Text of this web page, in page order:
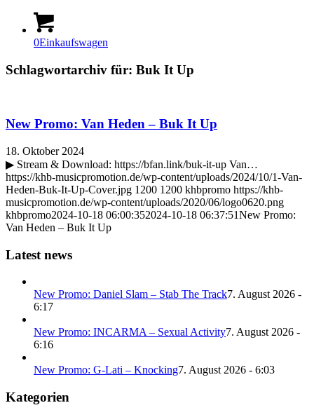
0Einkaufswagen
Schlagwortarchiv für: Buk It Up
New Promo: Van Heden – Buk It Up
18. Oktober 2024
▶ Stream & Download: https://bfan.link/buk-it-up Van…
https://khb-musicpromotion.de/wp-content/uploads/2024/10/1-Van-
Heden-Buk-It-Up-Cover.jpg 1200 1200 khbpromo https://khb-
musicpromotion.de/wp-content/uploads/2020/06/logo0620.png
khbpromo2024-10-18 06:00:352024-10-18 06:37:51New Promo:
Van Heden – Buk It Up
Latest news
New Promo: Daniel Slam – Stab The Track7. August 2026 -
6:17
New Promo: INCARMA – Sexual Activity7. August 2026 -
6:16
New Promo: G-Lati – Knocking7. August 2026 - 6:03
Kategorien